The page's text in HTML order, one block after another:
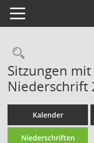
Toggle navigation
Sitzungen
Niederschrift
Kalender
Niederschriften